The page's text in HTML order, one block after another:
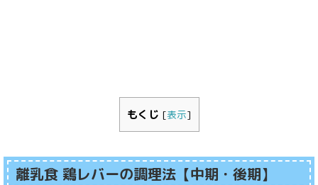
もくじ [表示]
離乳食 鶏レバーの調理法【中期・後期】